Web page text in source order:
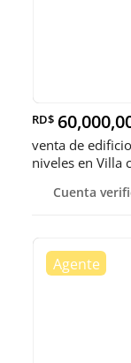
RD$
venta de
niveles en Villa
Domingo
Cuenta